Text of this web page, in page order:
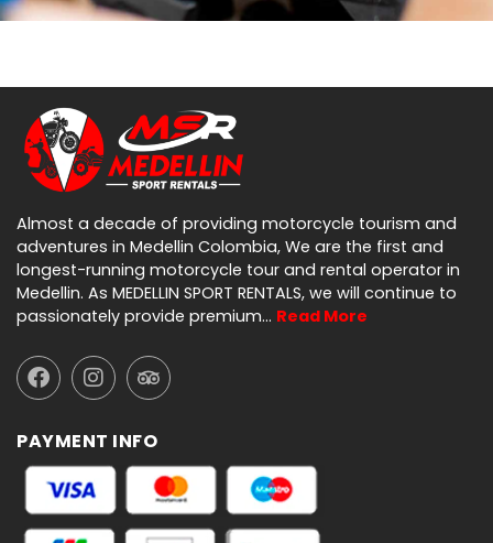
Almost a decade of providing motorcycle tourism and
adventures in Medellin Colombia, We are the first and
longest-running motorcycle tour and rental operator in
Medellin. As MEDELLIN SPORT RENTALS, we will continue to
passionately provide premium… Read More
PAYMENT INFO